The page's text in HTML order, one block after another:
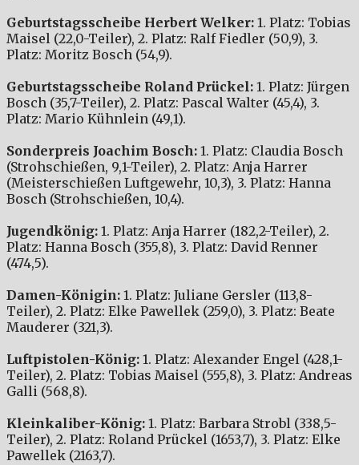
Geburtstagsscheibe Herbert Welker: 1. Platz: Tobias
Maisel (22,0-Teiler), 2. Platz: Ralf Fiedler (50,9), 3.
Platz: Moritz Bosch (54,9).
Geburtstagsscheibe Roland Prückel: 1. Platz: Jürgen
Bosch (35,7-Teiler), 2. Platz: Pascal Walter (45,4), 3.
Platz: Mario Kühnlein (49,1).
Sonderpreis Joachim Bosch: 1. Platz: Claudia Bosch
(Strohschießen, 9,1-Teiler), 2. Platz: Anja Harrer
(Meisterschießen Luftgewehr, 10,3), 3. Platz: Hanna
Bosch (Strohschießen, 10,4).
Jugendkönig: 1. Platz: Anja Harrer (182,2-Teiler), 2.
Platz: Hanna Bosch (355,8), 3. Platz: David Renner
(474,5).
Damen-Königin: 1. Platz: Juliane Gersler (113,8-
Teiler), 2. Platz: Elke Pawellek (259,0), 3. Platz: Beate
Mauderer (321,3).
Luftpistolen-König: 1. Platz: Alexander Engel (428,1-
Teiler), 2. Platz: Tobias Maisel (555,8), 3. Platz: Andreas
Galli (568,8).
Kleinkaliber-König: 1. Platz: Barbara Strobl (338,5-
Teiler), 2. Platz: Roland Prückel (1653,7), 3. Platz: Elke
Pawellek (2163,7).